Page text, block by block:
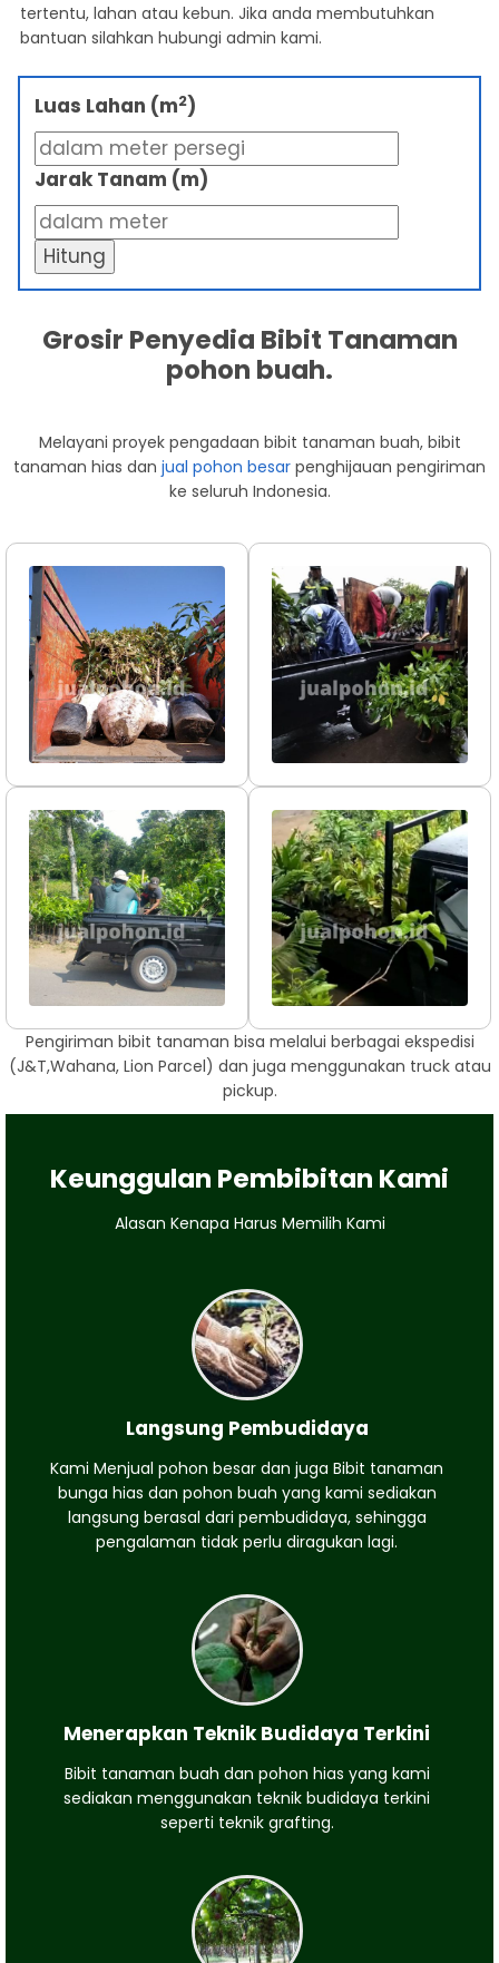
tertentu, lahan atau kebun. Jika anda membutuhkan
bantuan silahkan hubungi admin kami.
Luas Lahan (m2)
Jarak Tanam (m)
Hitung
Grosir Penyedia Bibit Tanaman
pohon buah.
Melayani proyek pengadaan bibit tanaman buah, bibit
tanaman hias dan jual pohon besar penghijauan pengiriman
ke seluruh Indonesia.
Pengiriman bibit tanaman bisa melalui berbagai ekspedisi
(J&T,Wahana, Lion Parcel) dan juga menggunakan truck atau
pickup.
Keunggulan Pembibitan Kami
Alasan Kenapa Harus Memilih Kami
Langsung Pembudidaya
Kami Menjual pohon besar dan juga Bibit tanaman
bunga hias dan pohon buah yang kami sediakan
langsung berasal dari pembudidaya, sehingga
pengalaman tidak perlu diragukan lagi.
Menerapkan Teknik Budidaya Terkini
Bibit tanaman buah dan pohon hias yang kami
sediakan menggunakan teknik budidaya terkini
seperti teknik grafting.